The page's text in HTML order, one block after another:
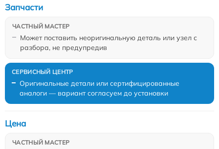
Может поставить неоригинальную деталь или узел с
разбора, не предупредив
Запчасти
Оригинальные детали или сертифицированные
аналоги — вариант согласуем до установки
Цена